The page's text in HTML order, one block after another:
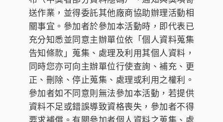
送作業，並得委託其他廠商協助辦理活動相
關事宜。參加者於參加本活動時，即代表已
充分知悉並同意主辦單位依「個人資料蒐集
告知條款」蒐集、處理及利用其個人資料，
同時您亦可向主辦單位行使查詢、補充、更
正、刪除、停止蒐集、處理或利用之權利。
參加者如不同意則無法參加本活動，若提供
資料不足或錯誤導致資格喪失，參加者不得